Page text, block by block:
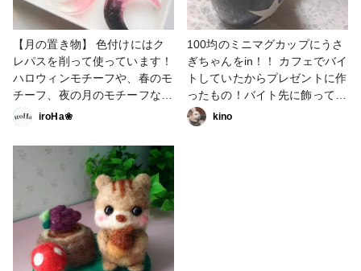
【月の置き物】 色付けにはク
レパスを削って使っています！
ハロウィンモチーフや、春のモ
チーフ、夜の月のモチーフなど
様々なものを作ってみました🌙
---------------------------------- 初
めての投稿です( ˊᵕˋ )/ 挨拶させ
ていただきます、iroHaです。
Twitterやインスタなどでは作品
をアップしていましたが、こう
いう専用のアプリを使うのは初
めてになります。 何か気に入
った作品がありましたら嬉しい
です。 ぜひご覧ください🥰 #
iroHa❀
100均のミニマグカップにうさ
ぎちゃんをin！！ カフェでバイ
トしていたからプレゼントに作
ったもの！バイト先に飾ってく
れています！ 後ろのKALDIの
袋は特に意味は無いです😅 な
kino